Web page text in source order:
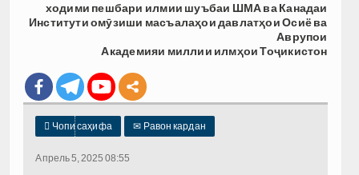
ходими пешбари илмии шуъбаи ШМА ва Канадаи
Институти омӯзиши масъалаҳои давлатҳои Осиё ва
Аврупои
Академияи миллии илмҳои Тоҷикистон
 Чопи саҳифа ✉ Равон кардан
Апрель 5, 2025 08:55